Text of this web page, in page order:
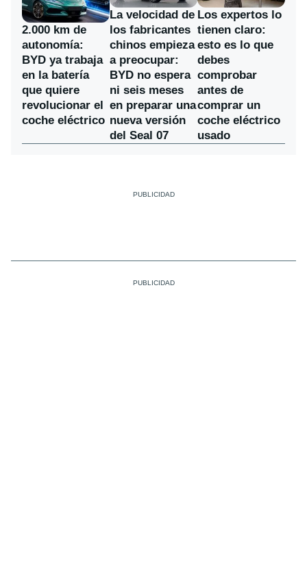
2.000 km de
autonomía:
BYD ya trabaja
en la batería
que quiere
revolucionar el
coche eléctrico
La velocidad de
los fabricantes
chinos empieza
a preocupar:
BYD no espera
ni seis meses
en preparar una
nueva versión
del Seal 07
Los expertos lo
tienen claro:
esto es lo que
debes
comprobar
antes de
comprar un
coche eléctrico
usado